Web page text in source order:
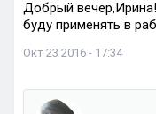
Добрый
буду применять в
Окт 23 2016 - 17:34